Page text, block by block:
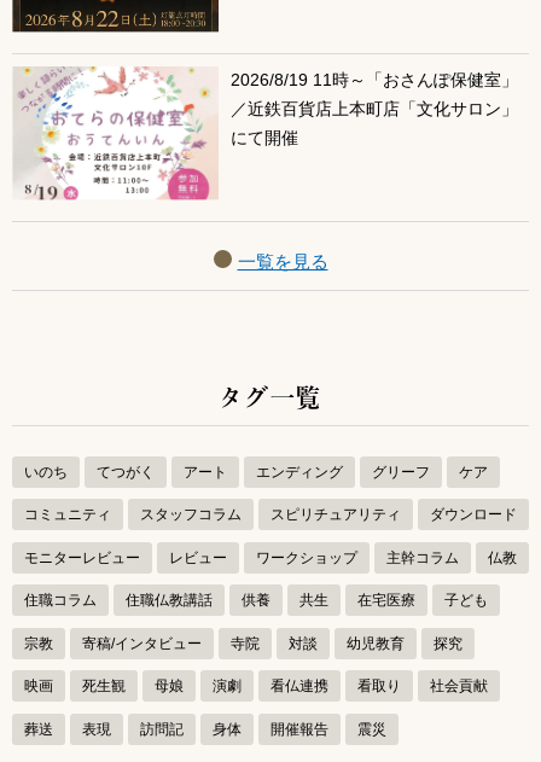
2026/8/19 11時～「おさんぽ保健室」
／近鉄百貨店上本町店「文化サロン」
にて開催
一覧を見る
タグ一覧
いのち てつがく アート エンディング グリーフ ケア
コミュニティ スタッフコラム スピリチュアリティ ダウンロード
モニターレビュー レビュー ワークショップ 主幹コラム 仏教
住職コラム 住職仏教講話 供養 共生 在宅医療 子ども
宗教 寄稿/インタビュー 寺院 対談 幼児教育 探究
映画 死生観 母娘 演劇 看仏連携 看取り 社会貢献
葬送 表現 訪問記 身体 開催報告 震災